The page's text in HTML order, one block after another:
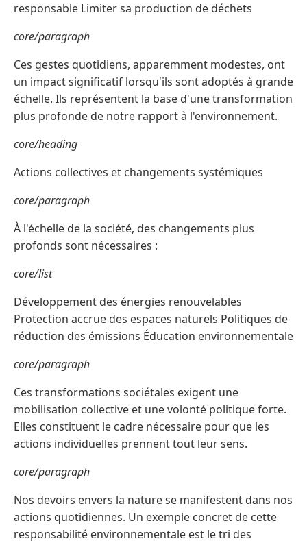
responsable Limiter sa production de déchets
core/paragraph
Ces gestes quotidiens, apparemment modestes, ont
un impact significatif lorsqu'ils sont adoptés à grande
échelle. Ils représentent la base d'une transformation
plus profonde de notre rapport à l'environnement.
core/heading
Actions collectives et changements systémiques
core/paragraph
À l'échelle de la société, des changements plus
profonds sont nécessaires :
core/list
Développement des énergies renouvelables
Protection accrue des espaces naturels Politiques de
réduction des émissions Éducation environnementale
core/paragraph
Ces transformations sociétales exigent une
mobilisation collective et une volonté politique forte.
Elles constituent le cadre nécessaire pour que les
actions individuelles prennent tout leur sens.
core/paragraph
Nos devoirs envers la nature se manifestent dans nos
actions quotidiennes. Un exemple concret de cette
responsabilité environnementale est le tri des